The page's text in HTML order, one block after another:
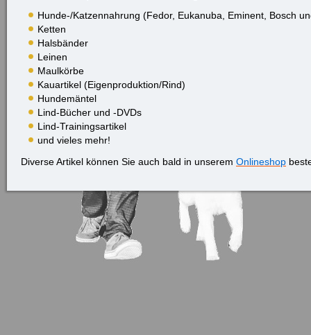
Hunde-/Katzennahrung (Fedor, Eukanuba, Eminent, Bosch
Ketten
Halsbänder
Leinen
Maulkörbe
Kauartikel (Eigenproduktion/Rind)
Hundemäntel
Lind-Bücher und -DVDs
Lind-Trainingsartikel
und vieles mehr!
Diverse Artikel können Sie auch bald in unserem Onlineshop